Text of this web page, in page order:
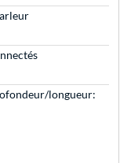
longueur: